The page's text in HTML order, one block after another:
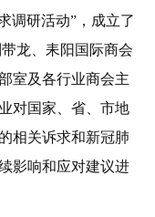
调研活动” ，成立了
龙、耒阳国际商会
室及各行业商会主
对国家、省、市地
相关诉求和新冠肺
影响和应对建议进